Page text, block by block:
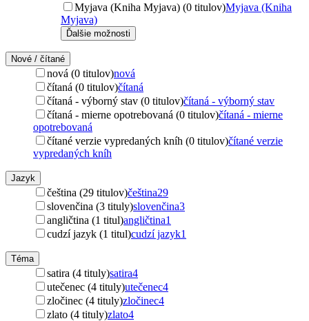
Myjava (Kniha Myjava) (0 titulov)Myjava (Kniha
Myjava)
Ďalšie možnosti
Nové / čítané
nová (0 titulov)nová
čítaná (0 titulov)čítaná
čítaná - výborný stav (0 titulov)čítaná - výborný stav
čítaná - mierne opotrebovaná (0 titulov)čítaná - mierne
opotrebovaná
čítané verzie vypredaných kníh (0 titulov)čítané verzie
vypredaných kníh
Jazyk
čeština (29 titulov)čeština29
slovenčina (3 tituly)slovenčina3
angličtina (1 titul)angličtina1
cudzí jazyk (1 titul)cudzí jazyk1
Téma
satira (4 tituly)satira4
utečenec (4 tituly)utečenec4
zločinec (4 tituly)zločinec4
zlato (4 tituly)zlato4